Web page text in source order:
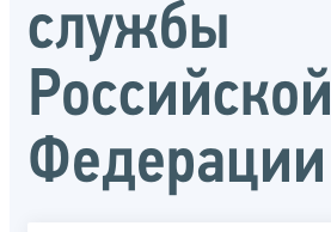
службы
Российской
Федерации